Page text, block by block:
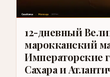
12-дневный
марокканский
Императорские
Сахара и